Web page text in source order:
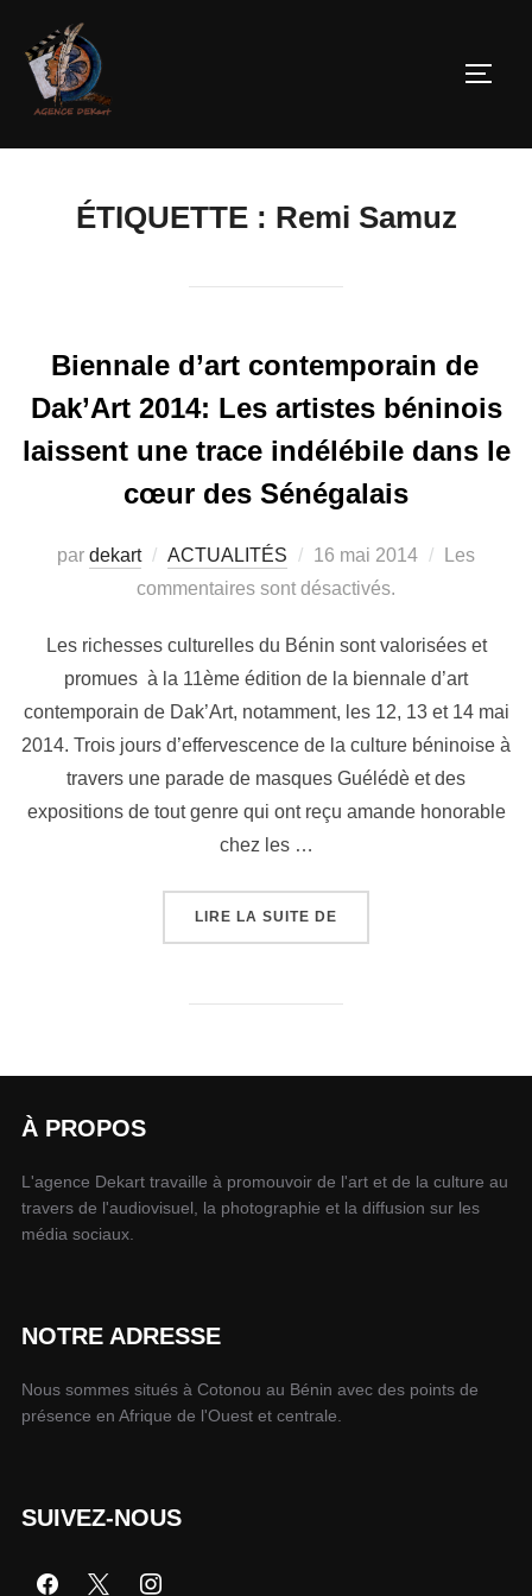
ÉTIQUETTE : Remi Samuz
Biennale d’art contemporain de
Dak’Art 2014: Les artistes béninois
laissent une trace indélébile dans le
cœur des Sénégalais
par dekart ACTUALITÉS 16 mai 2014
Les
commentaires sont désactivés.
Les richesses culturelles du Bénin sont valorisées et
promues à la 11ème édition de la biennale d’art
contemporain de Dak’Art, notamment, les 12, 13 et 14 mai
2014. Trois jours d’effervescence de la culture béninoise à
travers une parade de masques Guélédè et des
expositions de tout genre qui ont reçu amande honorable
chez les …
LIRE LA SUITE DE
À PROPOS
L'agence Dekart travaille à promouvoir de l'art et de la culture au
travers de l'audiovisuel, la photographie et la diffusion sur les
média sociaux.
NOTRE ADRESSE
Nous sommes situés à Cotonou au Bénin avec des points de
présence en Afrique de l'Ouest et centrale.
SUIVEZ-NOUS